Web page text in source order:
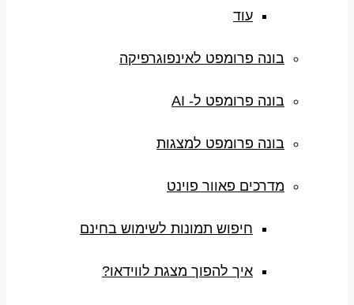
עוד
בונה פרומפט לאינפוגרפיקה
בונה פרומפט ל- AI
בונה פרומפט למצגות
מדרכים פאוור פוינט
חיפוש תמונות לשימוש בחינם
איך להפוך מצגת לווידאו?